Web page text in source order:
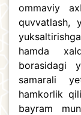
ommaviy
quvvatlash,
hamda
borasidagi
samarali
hamkorlik
bayram